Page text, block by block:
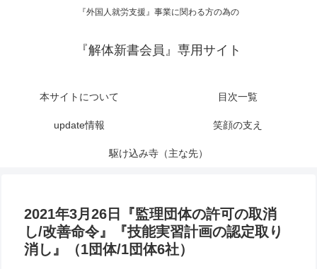
『外国人就労支援』事業に関わる方の為の
『解体新書会員』専用サイト
本サイトについて 目次一覧
update情報 笑顔の支え
駆け込み寺（主な先）
2021年3月26日『監理団体の許可の取消
し/改善命令』『技能実習計画の認定取り
消し』（1団体/1団体6社）